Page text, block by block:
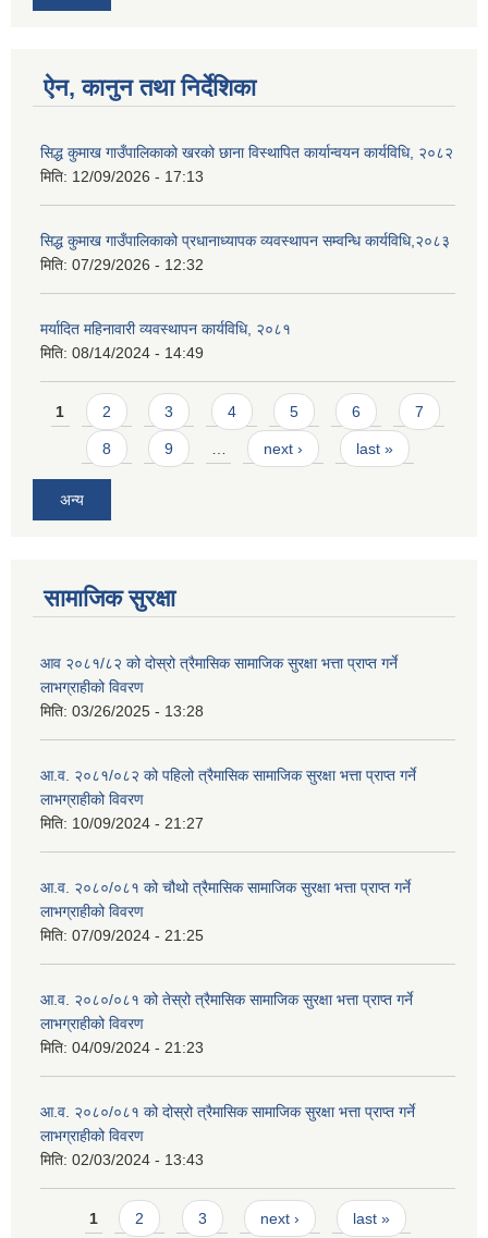
ऐन, कानुन तथा निर्देशिका
सिद्ध कुमाख गाउँपालिकाको खरको छाना विस्थापित कार्यान्वयन कार्यविधि, २०८२
मिति: 12/09/2026 - 17:13
सिद्ध कुमाख गाउँपालिकाको प्रधानाध्यापक व्यवस्थापन सम्वन्धि कार्यविधि,२०८३
मिति: 07/29/2026 - 12:32
मर्यादित महिनावारी व्यवस्थापन कार्यविधि, २०८१
मिति: 08/14/2024 - 14:49
Pages
1 2 3 4 5 6 7
8 9 … next › last »
अन्य
सामाजिक सुरक्षा
आव २०८१/८२ को दोस्रो त्रैमासिक सामाजिक सुरक्षा भत्ता प्राप्त गर्ने
लाभग्राहीको विवरण
मिति: 03/26/2025 - 13:28
आ.व. २०८१/०८२ को पहिलो त्रैमासिक सामाजिक सुरक्षा भत्ता प्राप्त गर्ने
लाभग्राहीको विवरण
मिति: 10/09/2024 - 21:27
आ.व. २०८०/०८१ को चौथो त्रैमासिक सामाजिक सुरक्षा भत्ता प्राप्त गर्ने
लाभग्राहीको विवरण
मिति: 07/09/2024 - 21:25
आ.व. २०८०/०८१ को तेस्रो त्रैमासिक सामाजिक सुरक्षा भत्ता प्राप्त गर्ने
लाभग्राहीको विवरण
मिति: 04/09/2024 - 21:23
आ.व. २०८०/०८१ को दोस्रो त्रैमासिक सामाजिक सुरक्षा भत्ता प्राप्त गर्ने
लाभग्राहीको विवरण
मिति: 02/03/2024 - 13:43
Pages
1 2 3 next › last »